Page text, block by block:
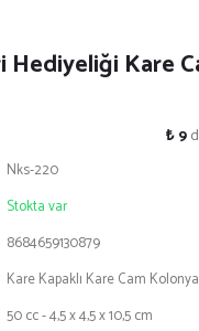
Hediyeliği Kare
₺ 9
Nks-220
Stokta var
8684659130879
Kare Kapaklı Kare Cam
50 cc - 4,5 x 4,5 x 10,5 cm